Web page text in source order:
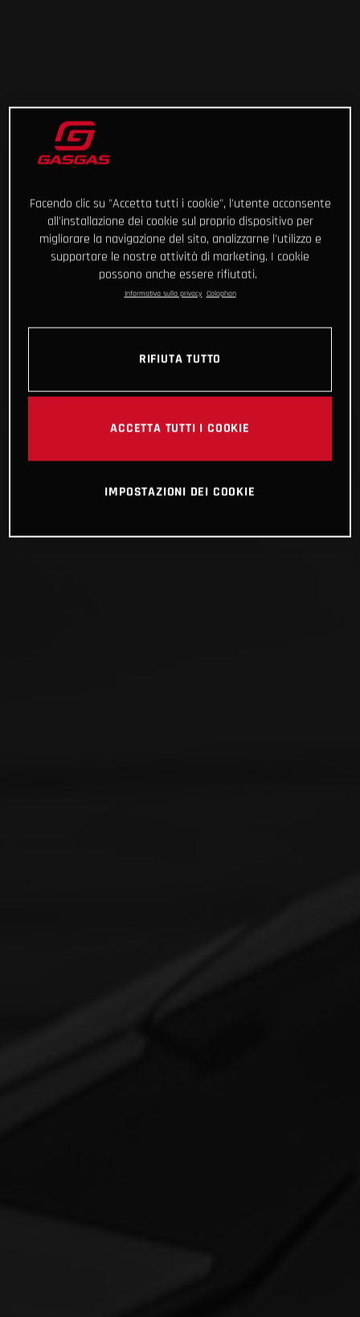
Facendo clic su "Accetta tutti i cookie", l'utente acconsente
all'installazione dei cookie sul proprio dispositivo per
migliorare la navigazione del sito, analizzarne l'utilizzo e
supportare le nostre attività di marketing. I cookie
possono anche essere rifiutati.
Informativa sulla privacy Colophon
RIFIUTA TUTTO
ACCETTA TUTTI I COOKIE
IMPOSTAZIONI DEI COOKIE